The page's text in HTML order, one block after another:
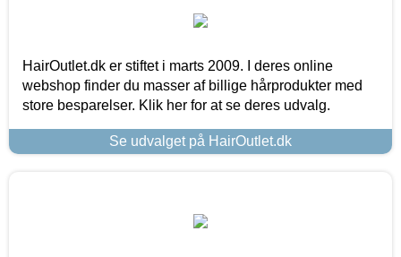
HairOutlet.dk er stiftet i marts 2009. I deres online
webshop finder du masser af billige hårprodukter med
store besparelser. Klik her for at se deres udvalg.
Se udvalget på HairOutlet.dk